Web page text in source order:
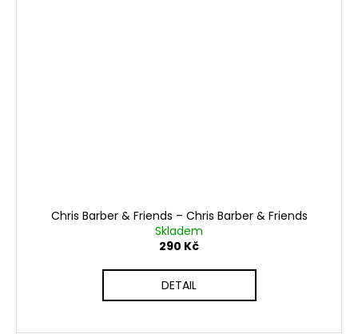
Chris Barber & Friends ‎– Chris Barber & Friends
Skladem
290 Kč
DETAIL